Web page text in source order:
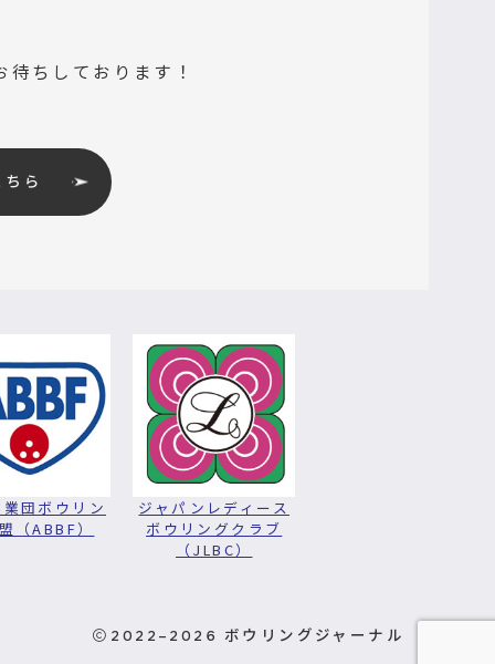
ちしております！
ら
団ボウリン
（ABBF）
ジャパンレディース
ボウリングクラブ
（JLBC）
2022–2026 ボウリングジャーナル